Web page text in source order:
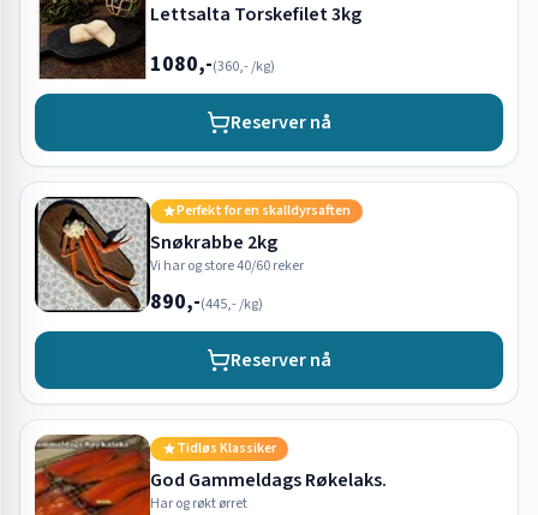
Lettsalta Torskefilet 3kg
1080,-(360,-/kg)
Reserver nå
Perfekt for en skalldyrsaften
Snøkrabbe 2kg
Vi har og store 40/60 reker
890,-(445,-/kg)
Reserver nå
Tidløs Klassiker
God Gammeldags Røkelaks.
Har og røkt ørret